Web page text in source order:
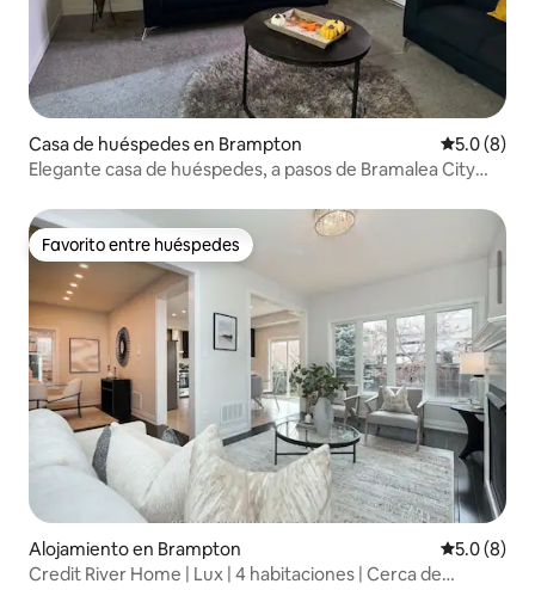
Casa de huéspedes en Brampton
5.0 (8)
Elegante casa de huéspedes, a pasos de Bramalea City
Favorito entre huéspedes
Favorito entre huéspedes
Alojamiento en Brampton
5.0 (8)
Credit River Home | Lux | 4 habitaciones | Cerca de